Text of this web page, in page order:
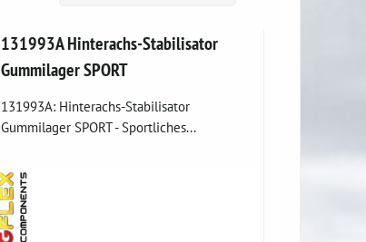
131993A Hinterachs-Stabilisator
Gummilager SPORT
131993A: Hinterachs-Stabilisator
Gummilager SPORT - Sportliches...